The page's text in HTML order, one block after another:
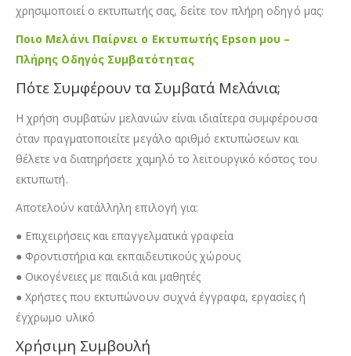
χρησιμοποιεί ο εκτυπωτής σας, δείτε τον πλήρη οδηγό μας:
Ποιο Μελάνι Παίρνει ο Εκτυπωτής Epson μου –
Πλήρης Οδηγός Συμβατότητας
Πότε Συμφέρουν τα Συμβατά Μελάνια;
Η χρήση συμβατών μελανιών είναι ιδιαίτερα συμφέρουσα
όταν πραγματοποιείτε μεγάλο αριθμό εκτυπώσεων και
θέλετε να διατηρήσετε χαμηλό το λειτουργικό κόστος του
εκτυπωτή.
Αποτελούν κατάλληλη επιλογή για:
● Επιχειρήσεις και επαγγελματικά γραφεία
● Φροντιστήρια και εκπαιδευτικούς χώρους
● Οικογένειες με παιδιά και μαθητές
● Χρήστες που εκτυπώνουν συχνά έγγραφα, εργασίες ή
έγχρωμο υλικό
Χρήσιμη Συμβουλή